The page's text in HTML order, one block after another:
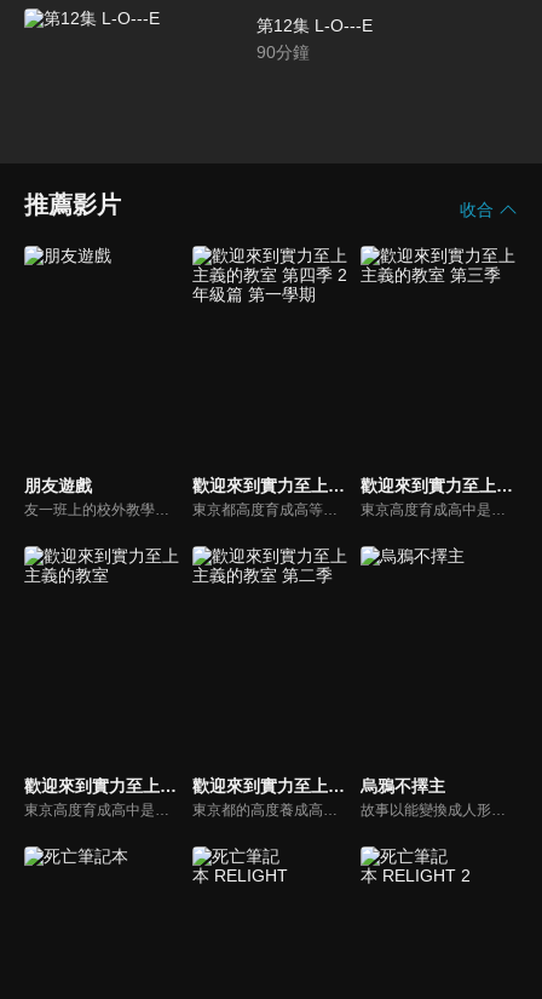
第12集 L-O---E
90分鐘
推薦影片 收合
朋友遊戲
友一班上的校外教學旅行的錢被偷了，而偷錢的人就是好友5人組的其中一人。那個人因為欠下高額債務，偷走旅行費用當做報名朋友遊戲的報名費，想要好朋友一起幫忙還清負債。5人雖然不清楚是誰做的，可是基於友情，眾人決定一起參加遊戲。
歡迎來到實力至上主義的教室 第四季 2年級篇 第一學期
東京都高度育成高等中學，標榜升學率、就職率達百分之百，而且每個月會提供相當於十萬圓金錢的點數，是一間夢幻學校。但其實是一間只有少部分成績優秀的人，才擁有優良待遇的實力至上主義學校。綾小路等人在一年級第三學期升上C班，但最後一場特別考試卻惜敗A班，再度降格D班。二年級將從D班重新起跑。春假過後，綾小路和輕井澤成為男女朋友，堀北則是與憧憬學這個優秀兄長的自己訣別。在人際關係漸漸產生變化的情況下，他們升上二年級。綾小路他們新二年級生的第一場特別考試，是與新生一組進行筆試。然而，新生中有月城找來的White room刺客混入其中——跨越學年的新關係，將招來狂風暴雨還是風平浪靜？第二年的學校生活現在拉開序幕。
歡迎來到實力至上主義的教室 第三季
東京高度育成高中是一所標榜升學率、就業率百分之百的學校。然而作風與實力至上主義的招牌完全相反，完全放任學生自甘墮落，直到他們發現學校系統機制的真相，而被打入絕望的深淵…！最底層的D班聚集了一堆成績落後的學生，在絕望的困境中，這些少男少女最後找到的答案會是什麼呢？
歡迎來到實力至上主義的教室
東京高度育成高中是一所標榜升學率、就業率百分之百的學校。然而作風與實力至上主義的招牌完全相反，完全放任學生自甘墮落，直到他們發現學校系統機制的真相，而被打入絕望的深淵…！最底層的D班聚集了一堆成績落後的學生，在絕望的困境中，這些少男少女最後找到的答案會是什麼呢？
歡迎來到實力至上主義的教室 第二季
東京都的高度養成高中，那是一所徹底標榜實力至上，號稱升學率、就業率百分之百的學校。然而，入學被分到1年D班的綾小路清隆，但學校的作風與實力至上主義的招牌完全相反，只發生與十萬圓現金等值的點數給學生，在課業或生活態度上，完全採取放任主義。班上的同學在夢幻般的高中生活中，過著不斷散財、自甘墮落的日子，但是，沒多久就發現學校系統機制的真相，而被打入絕望的深淵……！D班聚集了一堆成績落後的學生，這些少男少女最後找到的答案是什麼呢？是世界的矛盾嗎？還是正當的實力社會？
烏鴉不擇主
故事以能變換成人形的八咫烏為中心展開。他們生活在與人類世界隔絕的山中，這片世界被稱為「山內」，他們過著如同人類般的生活。山內的世界彷彿平安朝重現，由八咫烏之首「金烏」所統治的朝廷管理著百姓。八咫烏們在各地建造寺廟與神社，並信奉開創山內世界的神靈——山神。